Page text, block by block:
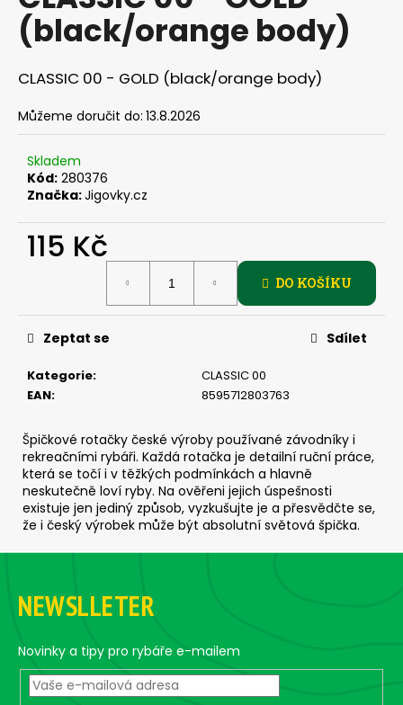
0,0
z
hvězdiček.
(black/orange body)
CLASSIC 00 - GOLD (black/orange body)
Můžeme doručit do: 13.8.2026
Skladem
Kód: 280376
Značka:Jigovky.cz
115 Kč
DO KOŠÍKU
Kategorie:
CLASSIC 00
EAN: 8595712803763
Zeptat se Sdílet
Špičkové rotačky české výroby používané závodníky i
rekreačními rybáři. Každá rotačka je detailní ruční práce,
která se točí i v těžkých podmínkách a hlavně
neskutečně loví ryby. Na ověřeni jejich úspešnosti
existuje jen jediný způsob, vyzkušujte je a přesvědčte se,
že i český výrobek může být absolutní světová špička.
a
j
í
t
?
o
u
č
j
e
m
e
SICKLE
5
KS,
G
69
Kč
Z
NEWSLLETER
Novinky a tipy pro rybáře e-mailem